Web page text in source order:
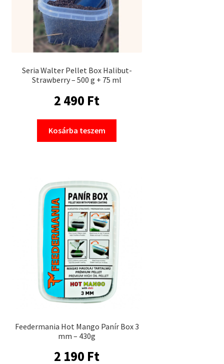
Seria Walter Pellet Box Halibut-
Strawberry – 500 g + 75 ml
2 490 Ft
Kosárba teszem
Feedermania Hot Mango Panír Box 3
mm – 430g
2 190 Ft